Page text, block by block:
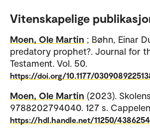
Vitenskapelige
Moen, Ole Martin ; Bøhn, Einar
predatory prophet?. Journal for
Testament. Vol. 50.
https://doi.org/10.1177/
Moen, Ole Martin (2023).
9788202794040. 127 s.
https://hdl.handle.net/11250/4386254